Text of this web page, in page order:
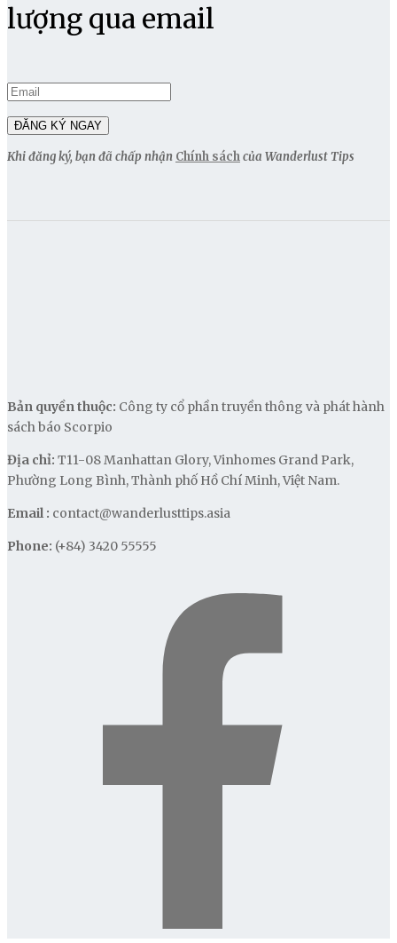
lượng qua email
Khi đăng ký, bạn đã chấp nhận Chính sáchcủa Wanderlust Tips
Bản quyền thuộc: Công ty cổ phần truyền thông và phát hành
sách báo Scorpio
Địa chỉ: T11-08 Manhattan Glory, Vinhomes Grand Park,
Phường Long Bình, Thành phố Hồ Chí Minh, Việt Nam.
Email : contact@wanderlusttips.asia
Phone: (+84) 3420 55555